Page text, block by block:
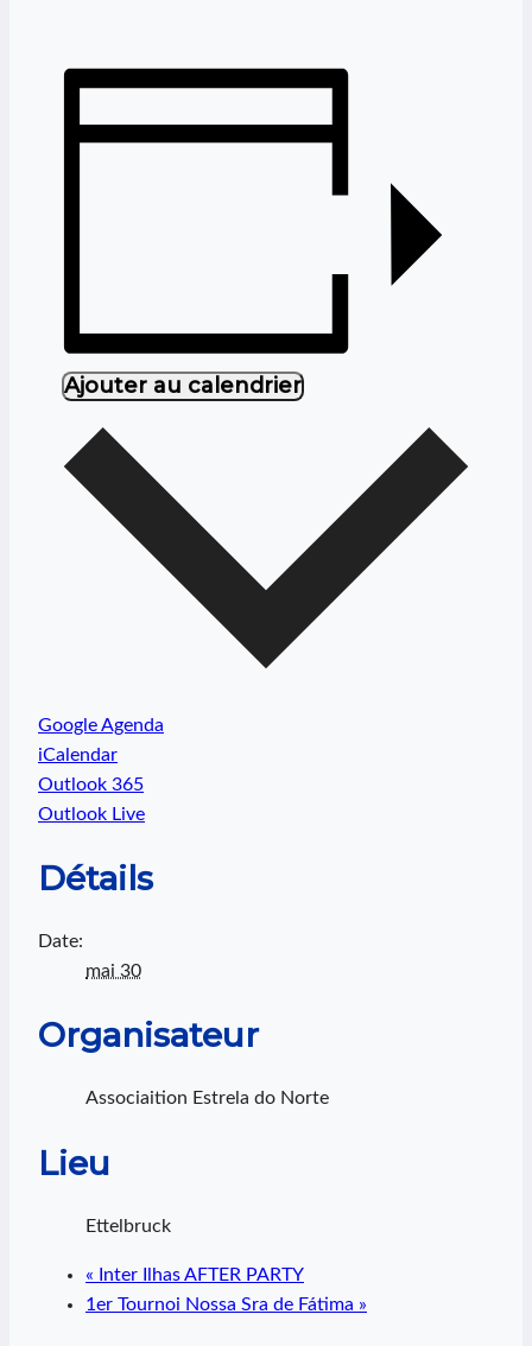
Ajouter au calendrier
Google Agenda
iCalendar
Outlook 365
Outlook Live
Détails
Date:
mai 30
Organisateur
Associaition Estrela do Norte
Lieu
Ettelbruck
« Inter Ilhas AFTER PARTY
1er Tournoi Nossa Sra de Fátima »